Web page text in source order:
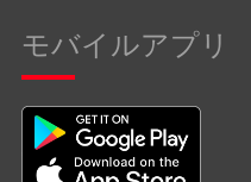
モバイルアプリ